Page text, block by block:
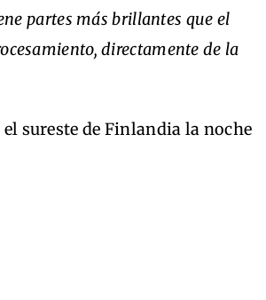
partes más brillantes que el
directamente de la
sureste de Finlandia la noche